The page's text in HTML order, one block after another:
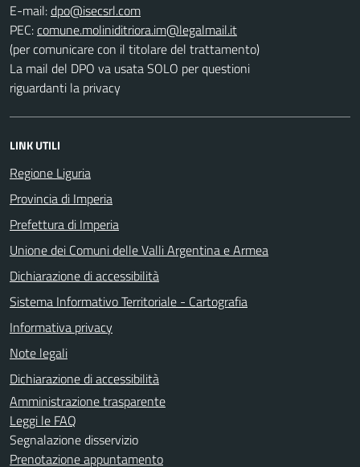
E-mail:
PEC:
(per comunicare con il titolare del trattamento)
La mail del DPO va usata SOLO per questioni
riguardanti la privacy
LINK UTILI
Regione Liguria
Provincia di Imperia
Prefettura di Imperia
Unione dei Comuni delle Valli Argentina e Armea
Dichiarazione di accessibilità
Sistema Informativo Territoriale - Cartografia
Informativa privacy
Note legali
Dichiarazione di accessibilità
Amministrazione trasparente
Leggi le FAQ
Segnalazione disservizio
Prenotazione appuntamento